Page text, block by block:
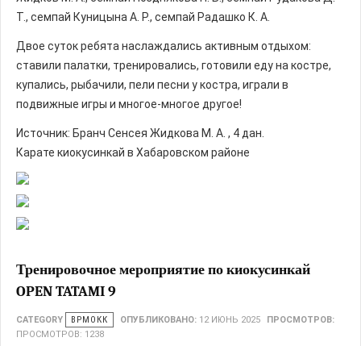
Т., семпай Куницына А. Р., семпай Радашко К. А.
Двое суток ребята наслаждались активным отдыхом:
ставили палатки, тренировались, готовили еду на костре,
купались, рыбачили, пели песни у костра, играли в
подвижные игры и многое-многое другое!
Источник: Бранч Сенсея Жидкова М. А. , 4 дан.
Карате киокусинкай в Хабаровском районе
Тренировочное мероприятие по киокусинкай
OPEN TATAMI 9
CATEGORY ВРМОКК ОПУБЛИКОВАНО: 12 ИЮНЬ 2025
ПРОСМОТРОВ:
ПРОСМОТРОВ: 1238